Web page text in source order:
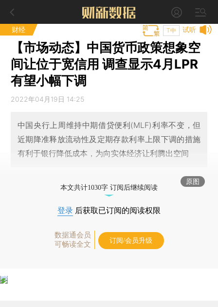
财经 试听
T中
【市场动态】中国货币政策想象空
间让位于宽信用 调查显示4月LPR
有望小幅下调
2022年04月19日 14:25
中国央行上周维持中期借贷便利(MLF)利率不变，但
近期降准释放流动性及定期存款利率上限下调的措施
有利于银行降低成本，为向实体经济让利腾出空间
原图
本文共计1030字 订阅后继续阅读
登录 后获取已订阅的阅读权限
数据通会员
可畅读全文
订阅/会员升级